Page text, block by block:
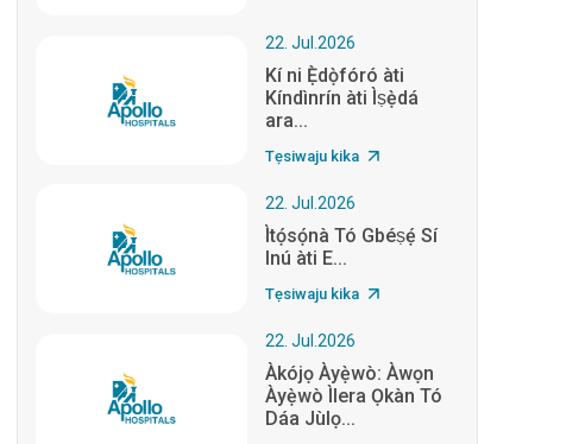
22. Jul.2026
Kí ni Ẹ̀dọ̀fóró àti
Kíndìnrín àti Ìṣẹ̀dá
ara...
Tẹsiwaju kika
22. Jul.2026
Ìtọ́sọ́nà Tó Gbéṣẹ́ Sí
Inú àti E...
Tẹsiwaju kika
22. Jul.2026
Àkójọ Àyẹ̀wò: Àwọn
Àyẹ̀wò Ìlera Ọkàn Tó
Dáa Jùlọ...